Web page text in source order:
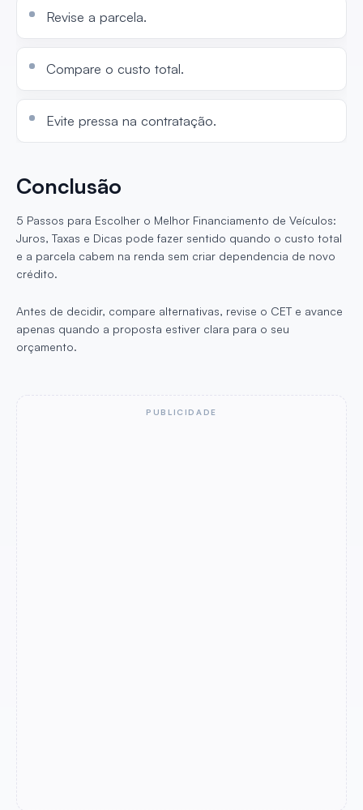
Revise a parcela.
Compare o custo total.
Evite pressa na contratação.
Conclusão
5 Passos para Escolher o Melhor Financiamento de Veículos:
Juros, Taxas e Dicas pode fazer sentido quando o custo total
e a parcela cabem na renda sem criar dependencia de novo
crédito.
Antes de decidir, compare alternativas, revise o CET e avance
apenas quando a proposta estiver clara para o seu
orçamento.
PUBLICIDADE